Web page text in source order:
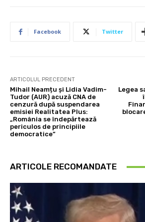
Facebook Twitter
ARTICOLUL PRECEDENT
Mihail Neamțu și Lidia Vadim-
Tudor (AUR) acuză CNA de
cenzură după suspendarea
emisiei Realitatea Plus:
„România se îndepărtează
periculos de principiile
democratice”
Legea
ARTICOLE RECOMANDATE